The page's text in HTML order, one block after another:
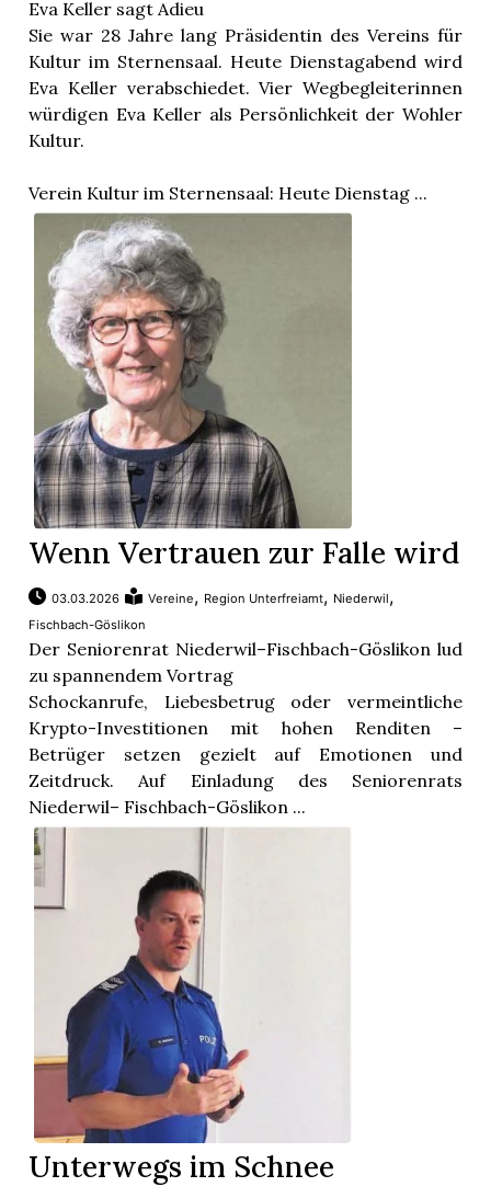
Eva Keller sagt Adieu
Sie war 28 Jahre lang Präsidentin des Vereins für
Kultur im Sternensaal. Heute Dienstagabend wird
Eva Keller verabschiedet. Vier Wegbegleiterinnen
würdigen Eva Keller als Persönlichkeit der Wohler
Kultur.
Verein Kultur im Sternensaal: Heute Dienstag ...
Wenn Vertrauen zur Falle wird
03.03.2026 Vereine, Region Unterfreiamt, Niederwil,
Fischbach-Göslikon
Der Seniorenrat Niederwil–Fischbach-Göslikon lud
zu spannendem Vortrag
Schockanrufe, Liebesbetrug oder vermeintliche
Krypto-Investitionen mit hohen Renditen –
Betrüger setzen gezielt auf Emotionen und
Zeitdruck. Auf Einladung des Seniorenrats
Niederwil– Fischbach-Göslikon ...
Unterwegs im Schnee